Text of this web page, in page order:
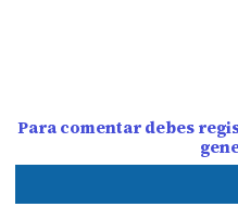
Para comentar debes